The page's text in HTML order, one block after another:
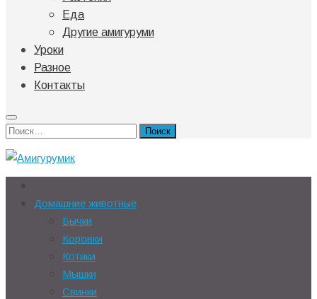
Еда
Другие амигуруми
Уроки
Разное
Контакты
Найти:
Домашние животные
Бычки
Коровки
Котики
Мышки
Свинки